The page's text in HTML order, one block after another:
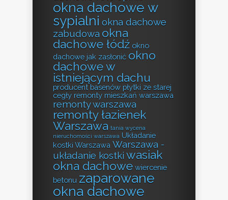
okna dachowe w
sypialni okna dachowe
zabudowa okna
dachowe łódź okno
dachowe jak zasłonić okno
dachowe w
istniejącym dachu
producent basenów płytki ze starej
cegły remonty mieszkań warszawa
remonty warszawa
remonty łazienek
Warszawa tania wycena
nieruchomości warszawa Układanie
kostki Warszawa Warszawa -
układanie kostki wasiak
okna dachowe wiercenie
betonu zaparowane
okna dachowe